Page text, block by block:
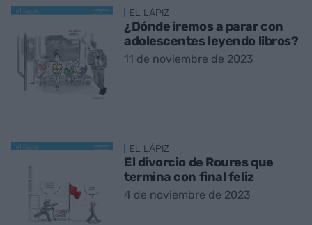
EL LÁPIZ
¿Dónde iremos a parar con
adolescentes leyendo libros?
11 de noviembre de 2023
EL LÁPIZ
El divorcio de Roures que
termina con final feliz
4 de noviembre de 2023